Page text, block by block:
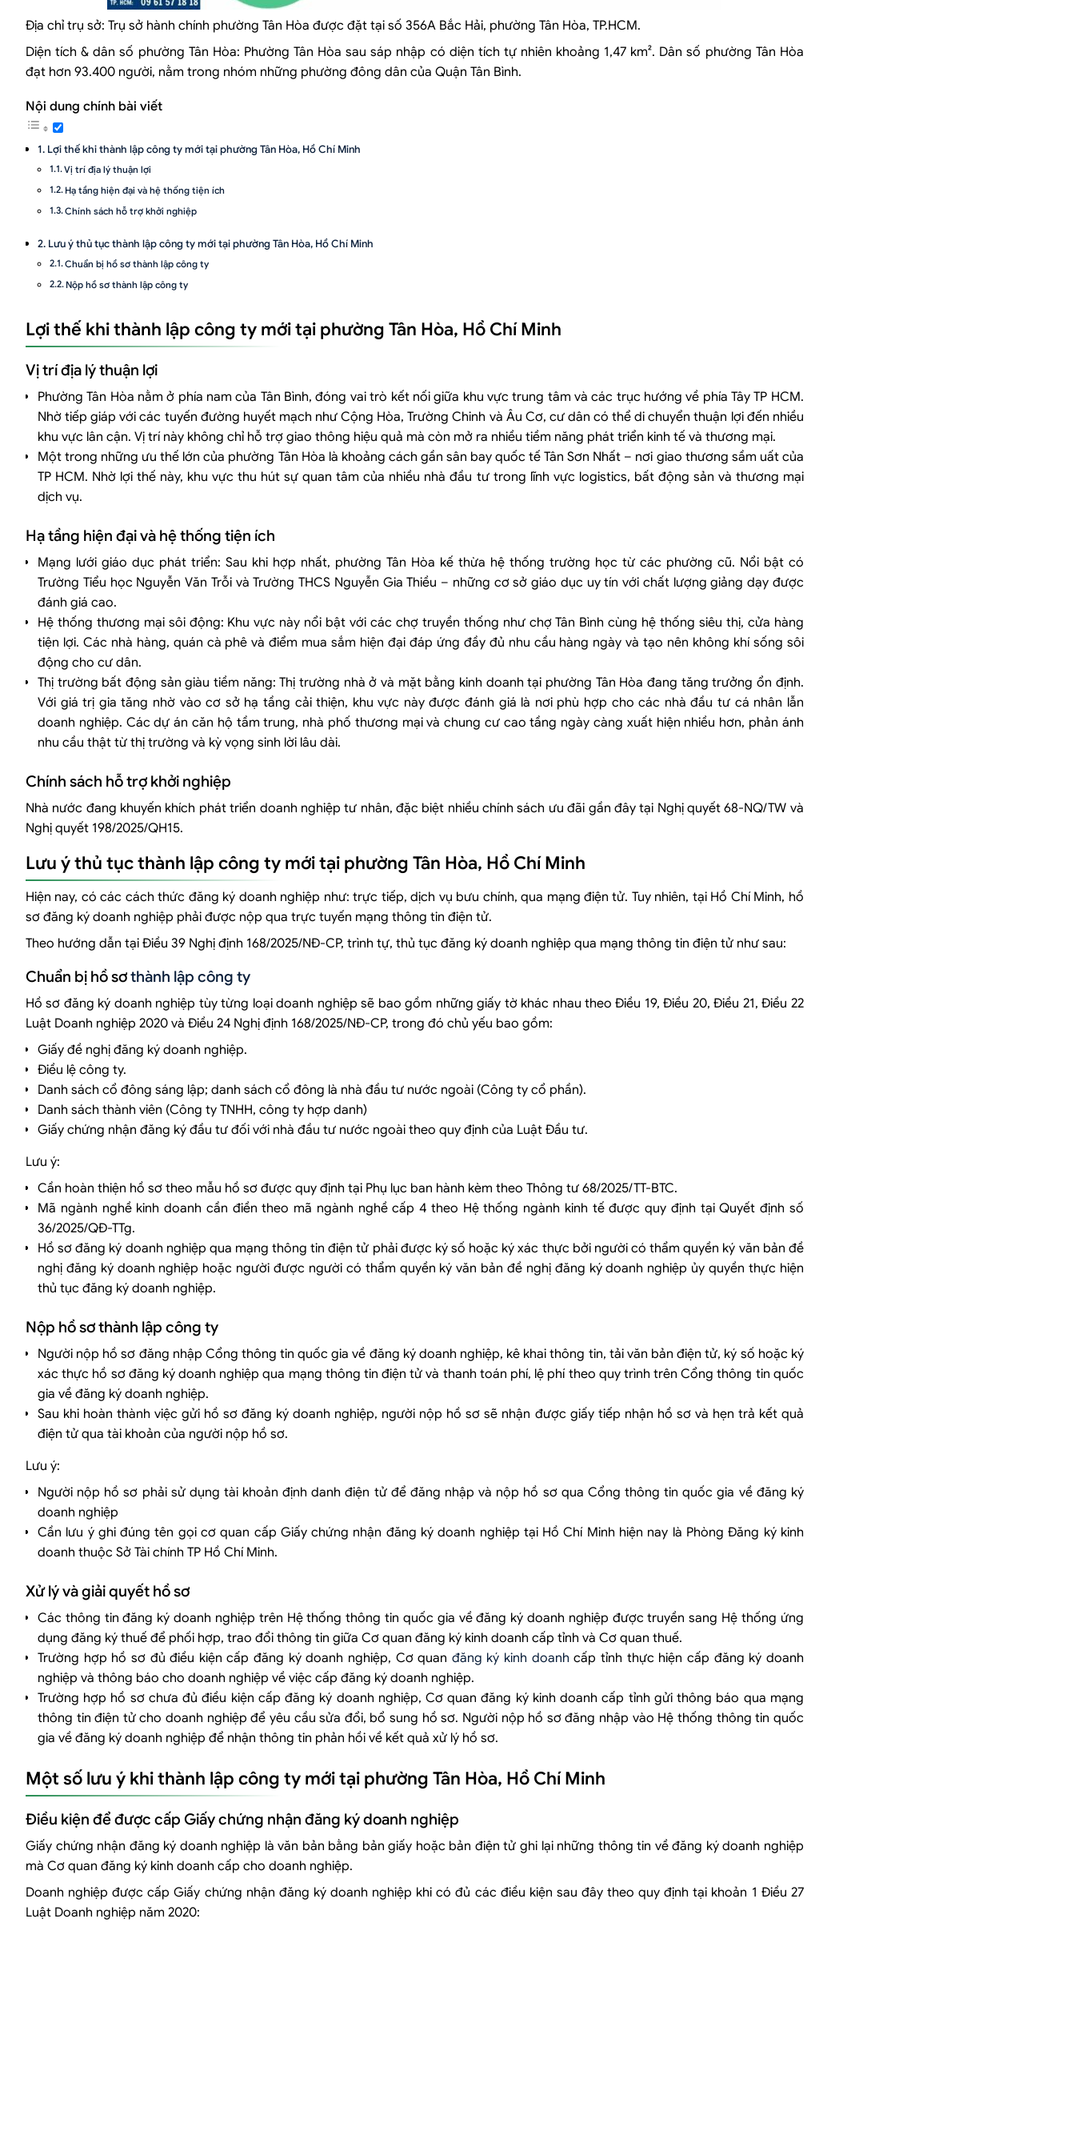
Địa chỉ trụ sở: Trụ sở hành chính phường Tân Hòa được đặt tại số 356A Bắc Hải, phường Tân Hòa, TP.HCM.
Diện tích & dân số phường Tân Hòa: Phường Tân Hòa sau sáp nhập có diện tích tự nhiên khoảng 1,47 km². Dân số phường Tân Hòa
đạt hơn 93.400 người, nằm trong nhóm những phường đông dân của Quận Tân Bình.
Nội dung chính bài viết
Lợi thế khi thành lập công ty mới tại phường Tân Hòa, Hồ Chí Minh
Vị trí địa lý thuận lợi
Hạ tầng hiện đại và hệ thống tiện ích
Chính sách hỗ trợ khởi nghiệp
Lưu ý thủ tục thành lập công ty mới tại phường Tân Hòa, Hồ Chí Minh
Chuẩn bị hồ sơ thành lập công ty
Nộp hồ sơ thành lập công ty
Một số lưu ý khi thành lập công ty mới tại phường Tân Hòa, Hồ Chí Minh
Phí, lệ phí đăng ký doanh nghiệp
Các thủ tục pháp lý sau khi thành lập công ty
Một số lưu ý về về thuế, hóa đơn khi thành lập công ty mới
Nhiều chính sách ưu đãi thuế cho công ty mới thành lập
Từ 01/07/2025, doanh nghiệp chỉ được khấu trừ thuế GTGT đầu vào khi thanh toán chuyển khoản
Lợi thế khi thành lập công ty mới tại phường Tân Hòa, Hồ Chí Minh
Vị trí địa lý thuận lợi
Phường Tân Hòa nằm ở phía nam của Tân Bình, đóng vai trò kết nối giữa khu vực trung tâm và các trục hướng về phía Tây TP HCM.
Nhờ tiếp giáp với các tuyến đường huyết mạch như Cộng Hòa, Trường Chinh và Âu Cơ, cư dân có thể di chuyển thuận lợi đến nhiều
khu vực lân cận. Vị trí này không chỉ hỗ trợ giao thông hiệu quả mà còn mở ra nhiều tiềm năng phát triển kinh tế và thương mại.
Một trong những ưu thế lớn của phường Tân Hòa là khoảng cách gần sân bay quốc tế Tân Sơn Nhất – nơi giao thương sầm uất của
TP HCM. Nhờ lợi thế này, khu vực thu hút sự quan tâm của nhiều nhà đầu tư trong lĩnh vực logistics, bất động sản và thương mại
dịch vụ.
Hạ tầng hiện đại và hệ thống tiện ích
Mạng lưới giáo dục phát triển: Sau khi hợp nhất, phường Tân Hòa kế thừa hệ thống trường học từ các phường cũ. Nổi bật có
Trường Tiểu học Nguyễn Văn Trỗi và Trường THCS Nguyễn Gia Thiều – những cơ sở giáo dục uy tín với chất lượng giảng dạy được
đánh giá cao.
Hệ thống thương mại sôi động: Khu vực này nổi bật với các chợ truyền thống như chợ Tân Bình cùng hệ thống siêu thị, cửa hàng
tiện lợi. Các nhà hàng, quán cà phê và điểm mua sắm hiện đại đáp ứng đầy đủ nhu cầu hàng ngày và tạo nên không khí sống sôi
động cho cư dân.
Thị trường bất động sản giàu tiềm năng: Thị trường nhà ở và mặt bằng kinh doanh tại phường Tân Hòa đang tăng trưởng ổn định.
Với giá trị gia tăng nhờ vào cơ sở hạ tầng cải thiện, khu vực này được đánh giá là nơi phù hợp cho các nhà đầu tư cá nhân lẫn
doanh nghiệp. Các dự án căn hộ tầm trung, nhà phố thương mại và chung cư cao tầng ngày càng xuất hiện nhiều hơn, phản ánh
nhu cầu thật từ thị trường và kỳ vọng sinh lời lâu dài.
Chính sách hỗ trợ khởi nghiệp
Nhà nước đang khuyến khích phát triển doanh nghiệp tư nhân, đặc biệt nhiều chính sách ưu đãi gần đây tại Nghị quyết 68-NQ/TW và
Nghị quyết 198/2025/QH15.
Lưu ý thủ tục thành lập công ty mới tại phường Tân Hòa, Hồ Chí Minh
Hiện nay, có các cách thức đăng ký doanh nghiệp như: trực tiếp, dịch vụ bưu chính, qua mạng điện tử. Tuy nhiên, tại Hồ Chí Minh, hồ
sơ đăng ký doanh nghiệp phải được nộp qua trực tuyến mạng thông tin điện tử.
Theo hướng dẫn tại Điều 39 Nghị định 168/2025/NĐ-CP, trình tự, thủ tục đăng ký doanh nghiệp qua mạng thông tin điện tử như sau:
Chuẩn bị hồ sơthành lập công ty
Hồ sơ đăng ký doanh nghiệp tùy từng loại doanh nghiệp sẽ bao gồm những giấy tờ khác nhau theo Điều 19, Điều 20, Điều 21, Điều 22
Luật Doanh nghiệp 2020 và Điều 24 Nghị định 168/2025/NĐ-CP, trong đó chủ yếu bao gồm:
Giấy đề nghị đăng ký doanh nghiệp.
Điều lệ công ty.
Danh sách cổ đông sáng lập; danh sách cổ đông là nhà đầu tư nước ngoài (Công ty cổ phần).
Danh sách thành viên (Công ty TNHH, công ty hợp danh)
Giấy chứng nhận đăng ký đầu tư đối với nhà đầu tư nước ngoài theo quy định của Luật Đầu tư.
Lưu ý:
Cần hoàn thiện hồ sơ theo mẫu hồ sơ được quy định tại Phụ lục ban hành kèm theo Thông tư 68/2025/TT-BTC.
Mã ngành nghề kinh doanh cần điền theo mã ngành nghề cấp 4 theo Hệ thống ngành kinh tế được quy định tại Quyết định số
36/2025/QĐ-TTg.
Hồ sơ đăng ký doanh nghiệp qua mạng thông tin điện tử phải được ký số hoặc ký xác thực bởi người có thẩm quyền ký văn bản đề
nghị đăng ký doanh nghiệp hoặc người được người có thẩm quyền ký văn bản đề nghị đăng ký doanh nghiệp ủy quyền thực hiện
thủ tục đăng ký doanh nghiệp.
Nộp hồ sơ thành lập công ty
Người nộp hồ sơ đăng nhập Cổng thông tin quốc gia về đăng ký doanh nghiệp, kê khai thông tin, tải văn bản điện tử, ký số hoặc ký
xác thực hồ sơ đăng ký doanh nghiệp qua mạng thông tin điện tử và thanh toán phí, lệ phí theo quy trình trên Cổng thông tin quốc
gia về đăng ký doanh nghiệp.
Sau khi hoàn thành việc gửi hồ sơ đăng ký doanh nghiệp, người nộp hồ sơ sẽ nhận được giấy tiếp nhận hồ sơ và hẹn trả kết quả
điện tử qua tài khoản của người nộp hồ sơ.
Lưu ý:
Người nộp hồ sơ phải sử dụng tài khoản định danh điện tử để đăng nhập và nộp hồ sơ qua Cổng thông tin quốc gia về đăng ký
doanh nghiệp
Cần lưu ý ghi đúng tên gọi cơ quan cấp Giấy chứng nhận đăng ký doanh nghiệp tại Hồ Chí Minh hiện nay là Phòng Đăng ký kinh
doanh thuộc Sở Tài chính TP Hồ Chí Minh.
Xử lý và giải quyết hồ sơ
Các thông tin đăng ký doanh nghiệp trên Hệ thống thông tin quốc gia về đăng ký doanh nghiệp được truyền sang Hệ thống ứng
dụng đăng ký thuế để phối hợp, trao đổi thông tin giữa Cơ quan đăng ký kinh doanh cấp tỉnh và Cơ quan thuế.
Trường hợp hồ sơ đủ điều kiện cấp đăng ký doanh nghiệp, Cơ quan đăng ký kinh doanh cấp tỉnh thực hiện cấp đăng ký doanh
nghiệp và thông báo cho doanh nghiệp về việc cấp đăng ký doanh nghiệp.
Trường hợp hồ sơ chưa đủ điều kiện cấp đăng ký doanh nghiệp, Cơ quan đăng ký kinh doanh cấp tỉnh gửi thông báo qua mạng
thông tin điện tử cho doanh nghiệp để yêu cầu sửa đổi, bổ sung hồ sơ. Người nộp hồ sơ đăng nhập vào Hệ thống thông tin quốc
gia về đăng ký doanh nghiệp để nhận thông tin phản hồi về kết quả xử lý hồ sơ.
Một số lưu ý khi thành lập công ty mới tại phường Tân Hòa, Hồ Chí Minh
Điều kiện để được cấp Giấy chứng nhận đăng ký doanh nghiệp
Giấy chứng nhận đăng ký doanh nghiệp là văn bản bằng bản giấy hoặc bản điện tử ghi lại những thông tin về đăng ký doanh nghiệp
mà Cơ quan đăng ký kinh doanh cấp cho doanh nghiệp.
Doanh nghiệp được cấp Giấy chứng nhận đăng ký doanh nghiệp khi có đủ các điều kiện sau đây theo quy định tại khoản 1 Điều 27
Luật Doanh nghiệp năm 2020: